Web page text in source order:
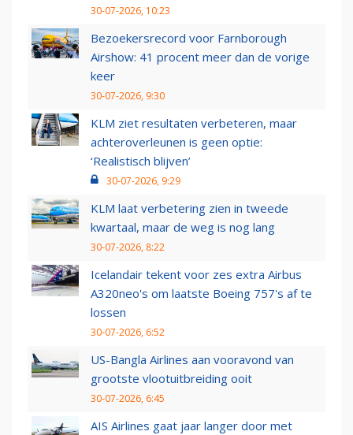
30-07-2026, 10:23
Bezoekersrecord voor Farnborough
Airshow: 41 procent meer dan de vorige
keer
30-07-2026, 9:30
KLM ziet resultaten verbeteren, maar
achteroverleunen is geen optie:
‘Realistisch blijven’
30-07-2026, 9:29
KLM laat verbetering zien in tweede
kwartaal, maar de weg is nog lang
30-07-2026, 8:22
Icelandair tekent voor zes extra Airbus
A320neo's om laatste Boeing 757's af te
lossen
30-07-2026, 6:52
US-Bangla Airlines aan vooravond van
grootste vlootuitbreiding ooit
30-07-2026, 6:45
AIS Airlines gaat jaar langer door met